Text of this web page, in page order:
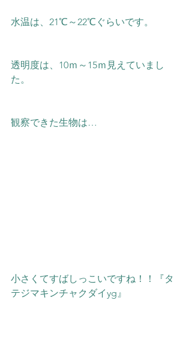
水温は、21℃～22℃ぐらいです。
透明度は、10ｍ～15ｍ見えていまし
た。
観察できた生物は…
小さくてすばしっこいですね！！『タ
テジマキンチャクダイyg』